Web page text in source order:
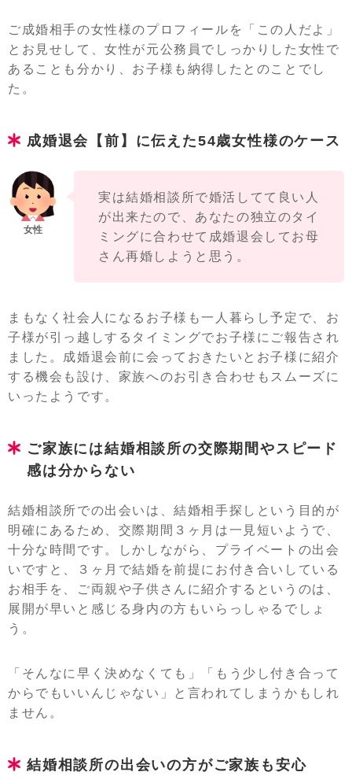
ご成婚相手の女性様のプロフィールを「この人だよ」
とお見せして、女性が元公務員でしっかりした女性で
あることも分かり、お子様も納得したとのことでし
た。
成婚退会【前】に伝えた54歳女性様のケース
実は結婚相談所で婚活してて良い人
が出来たので、あなたの独立のタイ
ミングに合わせて成婚退会してお母
さん再婚しようと思う。
まもなく社会人になるお子様も一人暮らし予定で、お
子様が引っ越しするタイミングでお子様にご報告され
ました。成婚退会前に会っておきたいとお子様に紹介
する機会も設け、家族へのお引き合わせもスムーズに
いったようです。
ご家族には結婚相談所の交際期間やスピード
感は分からない
結婚相談所での出会いは、結婚相手探しという目的が
明確にあるため、交際期間３ヶ月は一見短いようで、
十分な時間です。しかしながら、プライベートの出会
いですと、３ヶ月で結婚を前提にお付き合いしている
お相手を、ご両親や子供さんに紹介するというのは、
展開が早いと感じる身内の方もいらっしゃるでしょ
う。
「そんなに早く決めなくても」「もう少し付き合って
からでもいいんじゃない」と言われてしまうかもしれ
ません。
結婚相談所の出会いの方がご家族も安心